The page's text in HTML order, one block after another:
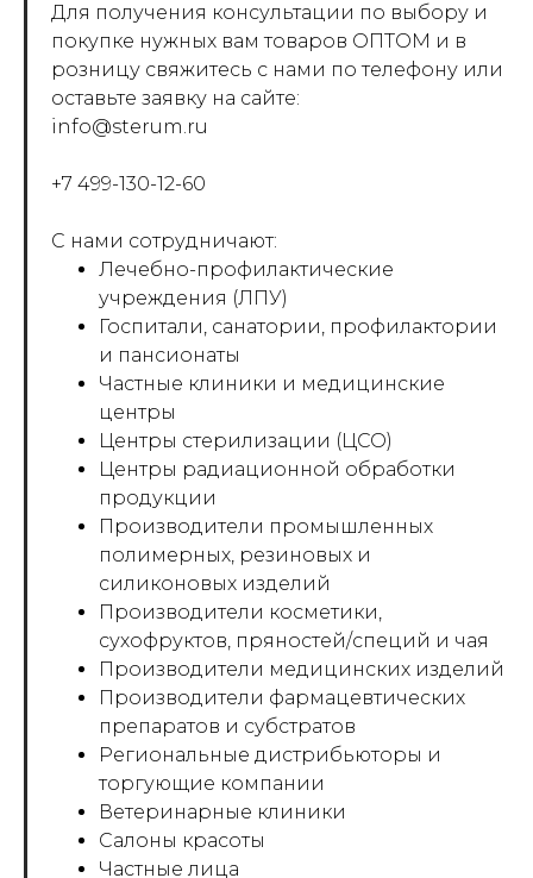
Для получения консультации по выбору и
покупке нужных вам товаров ОПТОМ и в
розницу свяжитесь с нами по телефону или
оставьте заявку на сайте:
info@sterum.ru
+7 499-130-12-60
С нами сотрудничают:
Лечебно-профилактические
учреждения (ЛПУ)
Госпитали, санатории, профилактории
и пансионаты
Частные клиники и медицинские
центры
Центры стерилизации (ЦСО)
Центры радиационной обработки
продукции
Производители промышленных
полимерных, резиновых и
силиконовых изделий
Производители косметики,
сухофруктов, пряностей/специй и чая
Производители медицинских изделий
Производители фармацевтических
препаратов и субстратов
Региональные дистрибьюторы и
торгующие компании
Ветеринарные клиники
Салоны красоты
Частные лица